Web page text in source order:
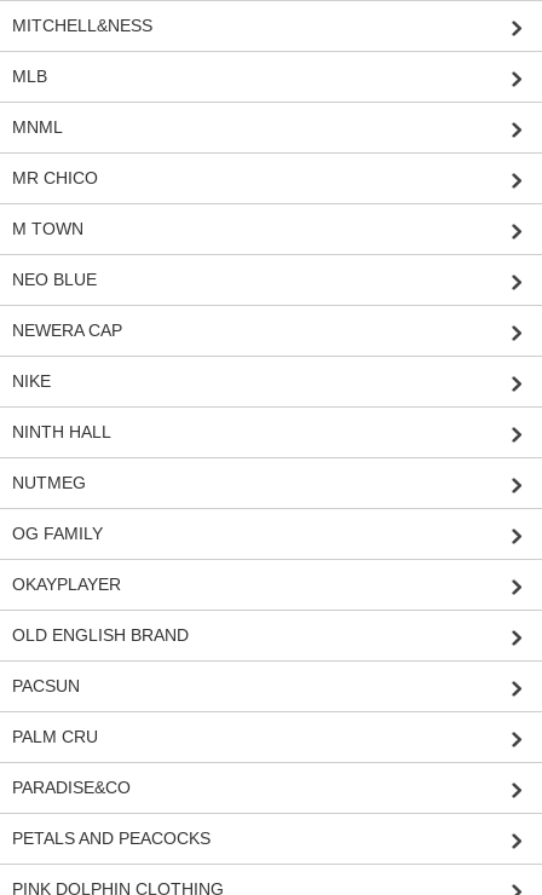
MITCHELL&NESS
MLB
MNML
MR CHICO
M TOWN
NEO BLUE
NEWERA CAP
NIKE
NINTH HALL
NUTMEG
OG FAMILY
OKAYPLAYER
OLD ENGLISH BRAND
PACSUN
PALM CRU
PARADISE&CO
PETALS AND PEACOCKS
PINK DOLPHIN CLOTHING